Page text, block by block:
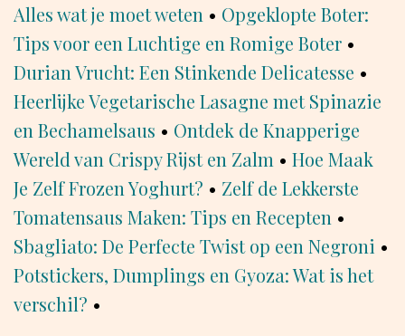
Alles wat je moet weten • Opgeklopte Boter:
Tips voor een Luchtige en Romige Boter •
Durian Vrucht: Een Stinkende Delicatesse •
Heerlijke Vegetarische Lasagne met Spinazie
en Bechamelsaus • Ontdek de Knapperige
Wereld van Crispy Rijst en Zalm • Hoe Maak
Je Zelf Frozen Yoghurt? • Zelf de Lekkerste
Tomatensaus Maken: Tips en Recepten •
Sbagliato: De Perfecte Twist op een Negroni •
Potstickers, Dumplings en Gyoza: Wat is het
verschil? •